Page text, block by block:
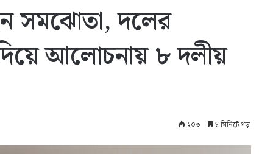
সমঝোতা, দলের
আলোচনায় ৮ দলীয়
২০৩ ১ মিনিটে পড়া